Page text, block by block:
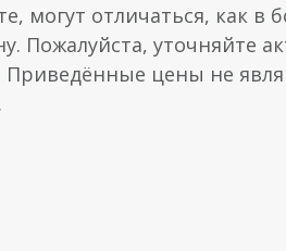
могут отличаться, как в
Пожалуйста, уточняйте
цены не